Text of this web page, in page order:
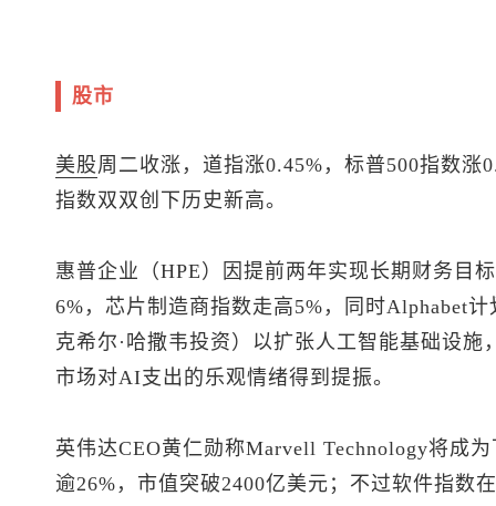
股市
美股周二收涨，道指涨0.45%， 标普500指数涨
指数双双创下历史新高。
惠普企业（HPE）因提前两年实现长期财务目
6%，芯片制造商指数走高5%，同时Alphabet
克希尔·哈撒韦投资）以扩张人工智能基础设
市场对AI支出的乐观情绪得到提振。
英伟达CEO黄仁勋称Marvell Technology将成
逾26%，市值突破2400亿美元；不过软件指数